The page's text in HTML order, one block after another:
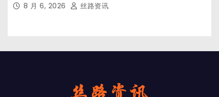
8 月 6, 2026 丝路资讯